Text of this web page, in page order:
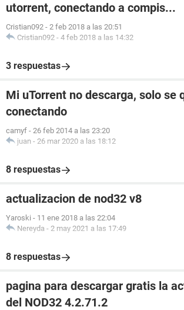
utorrent, conectando a compis...
Cristian092 - 2 feb 2018 a las 20:51
Cristian092 - 4 feb 2018 a las 14:32
3 respuestas
Mi uTorrent no descarga, solo se
conectando
camyf - 26 feb 2014 a las 23:20
juan - 26 mar 2020 a las 18:12
8 respuestas
actualizacion de nod32 v8
Yaroski - 11 ene 2018 a las 22:04
Nereyda - 2 may 2021 a las 17:49
8 respuestas
pagina para descargar gratis la
del NOD32 4.2.71.2